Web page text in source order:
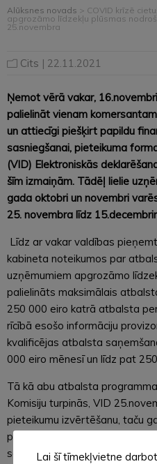
Alūksnes novads > COVID krīzē
apgrozāmo līdzekļu plūsmas
25.novembra
Cits | 22.11.2021
Ņemot vērā vakar,
palielināt vienam
un attiecīgi piešķirt papildu
sasniegšanai, pieteikuma
(VID) Elektroniskās
šīm izmaiņām. Tādēļ lielie
gada oktobri un novembri
25. novembra līdz
Līdz ar vakar valdības
kabineta noteikumos par
uzņēmumiem apgrozāmo
palielināts maksimālais
250 000 eiro katrā atbalsta
rīcībā esošo informāciju
kvalificējas atbalsta
000 eiro mēnesī un līdz pat
Tā kā abu atbalsta
Komisiju turpinās, VID
pieteikumu izvērtēšanu, taču
piešķiršanu tiks pieņemts pēc
saņemšanas.
Lai šī tīmekļvietne